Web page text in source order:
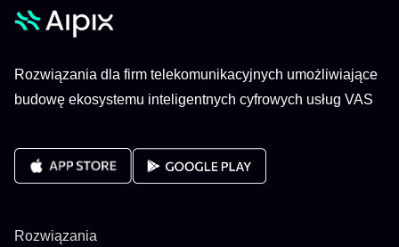
Rozwiązania dla firm telekomunikacyjnych umożliwiające
budowę ekosystemu inteligentnych cyfrowych usług VAS
Rozwiązania